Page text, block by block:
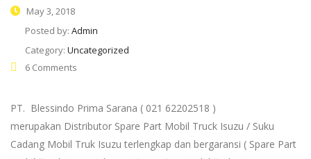
May 3, 2018
Posted by: Admin
Category: Uncategorized
6 Comments
PT. Blessindo Prima Sarana ( 021 62202518 )
merupakan Distributor Spare Part Mobil Truck Isuzu / Suku
Cadang Mobil Truk Isuzu terlengkap dan bergaransi ( Spare Part